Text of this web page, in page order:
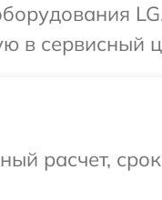
в сервисный
расчет,